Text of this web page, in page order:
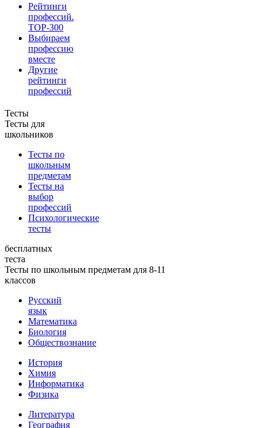
Рейтинги
профессий.
TOP-300
Выбираем
профессию
вместе
Другие
рейтинги
профессий
Тесты
Тесты для
школьников
Тесты по
школьным
предметам
Тесты на
выбор
профессий
Психологические
тесты
бесплатных
теста
Тесты по школьным предметам для 8-11
классов
Русский
язык
Математика
Биология
Обществознание
История
Химия
Информатика
Физика
Литература
География